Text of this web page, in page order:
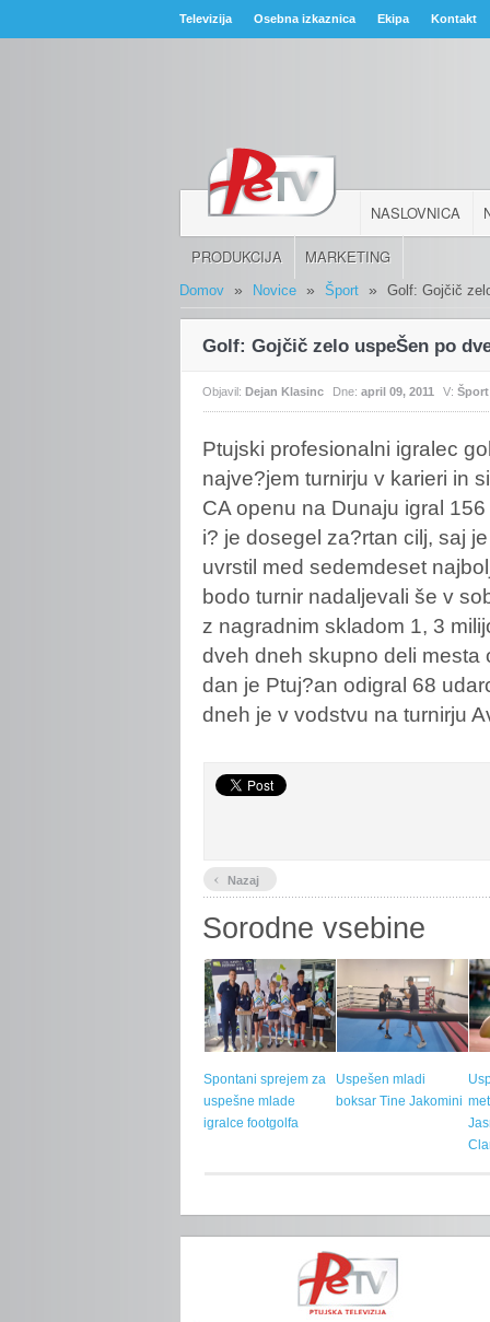
Televizija Osebna izkaznica Ekipa Kontakt
NASLOVNICA
PRODUKCIJA MARKETING
Domov » Novice » Šport » Golf: Gojčič
Golf: Gojčič zelo uspeŠen po
Objavil:Dejan Klasinc Dne:april 09, 2011 V:Šport
Ptujski profesionalni igralec
najve?jem turnirju v karieri in
CA openu na Dunaju igral
i? je dosegel za?rtan cilj, saj
uvrstil med sedemdeset
bodo turnir nadaljevali še v
z nagradnim skladom 1, 3
dveh dneh skupno deli mesta
dan je Ptuj?an odigral 68
dneh je v vodstvu na turnirju
‹ Nazaj
Sorodne vsebine
Spontani sprejem za
uspešne mlade
igralce footgolfa
Uspešen mladi
boksar Tine Jakomini